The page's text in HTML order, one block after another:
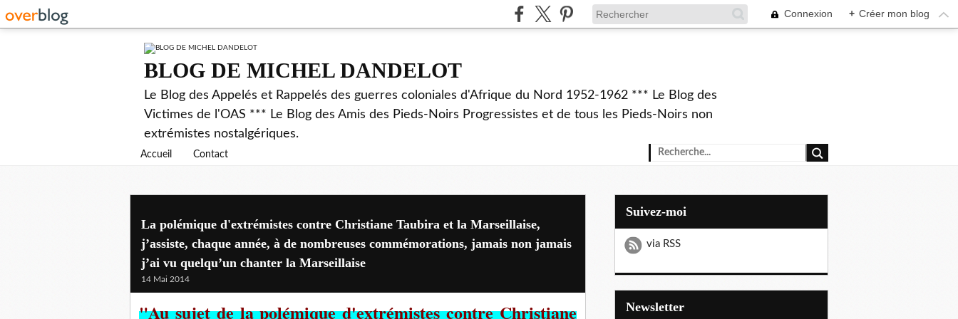
Connexion + Créer mon blog
BLOG DE MICHEL DANDELOT
Le Blog des Appelés et Rappelés des guerres coloniales d'Afrique du Nord 1952-1962 *** Le Blog des
Victimes de l'OAS *** Le Blog des Amis des Pieds-Noirs Progressistes et de tous les Pieds-Noirs non
extrémistes nostalgériques.
Accueil Contact
La polémique d'extrémistes contre Christiane Taubira et la Marseillaise,
j’assiste, chaque année, à de nombreuses commémorations, jamais non jamais
j’ai vu quelqu’un chanter la Marseillaise
14 Mai 2014
"Au sujet de la polémique d'extrémistes contre Christiane
Suivez-moi
via RSS
Newsletter